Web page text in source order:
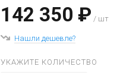
142 350 ₽ / шт
Нашли дешевле?
УКАЖИТЕ КОЛИЧЕСТВО